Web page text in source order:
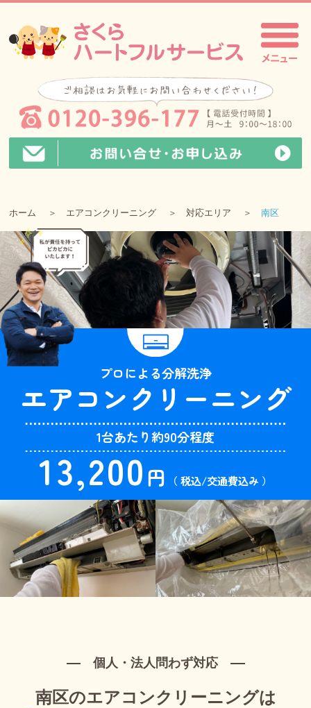
ホーム エアコンクリーニング 対応エリア 南区
プロによる分解洗浄
エアコンクリーニング
1台あたり約90分程度
13,200 円 （ 税込/交通費込み ）
個人・法人問わず対応
南区のエアコンクリーニングは